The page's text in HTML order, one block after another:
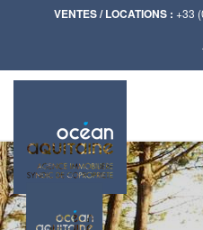
VENTES / LOCATIONS : +33